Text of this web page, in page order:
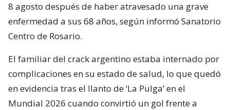
8 agosto después de haber atravesado una grave
enfermedad a sus 68 años, según informó Sanatorio
Centro de Rosario.
El familiar del crack argentino estaba internado por
complicaciones en su estado de salud, lo que quedó
en evidencia tras el llanto de ‘La Pulga’ en el
Mundial 2026 cuando convirtió un gol frente a